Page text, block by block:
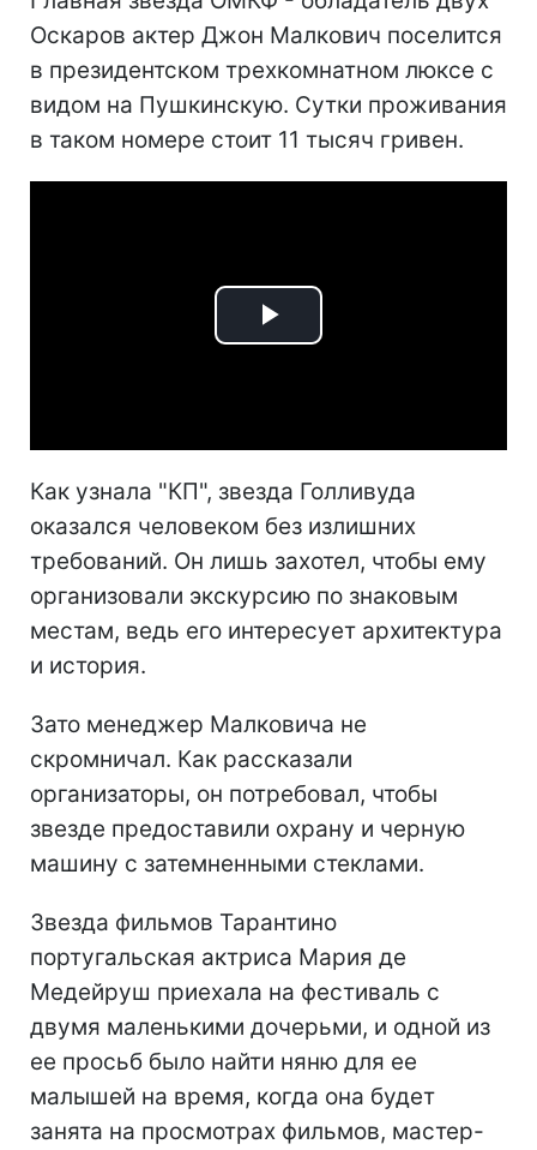
Оскаров актер Джон Малкович поселится
в президентском трехкомнатном люксе с
видом на Пушкинскую. Сутки проживания
в таком номере стоит 11 тысяч гривен.
Play
Как узнала "КП", звезда Голливуда
оказался человеком без излишних
требований. Он лишь захотел, чтобы ему
организовали экскурсию по знаковым
местам, ведь его интересует архитектура
и история.
Зато менеджер Малковича не
скромничал. Как рассказали
организаторы, он потребовал, чтобы
звезде предоставили охрану и черную
машину с затемненными стеклами.
Звезда фильмов Тарантино
португальская актриса Мария де
Медейруш приехала на фестиваль с
двумя маленькими дочерьми, и одной из
ее просьб было найти няню для ее
малышей на время, когда она будет
занята на просмотрах фильмов, мастер-